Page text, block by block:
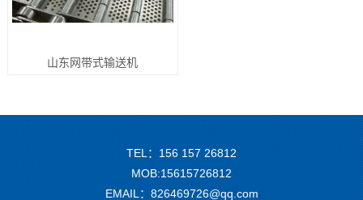
山东网带式输送机
TEL：156 157 26812
MOB:15615726812
EMAIL：826469726@qq.com